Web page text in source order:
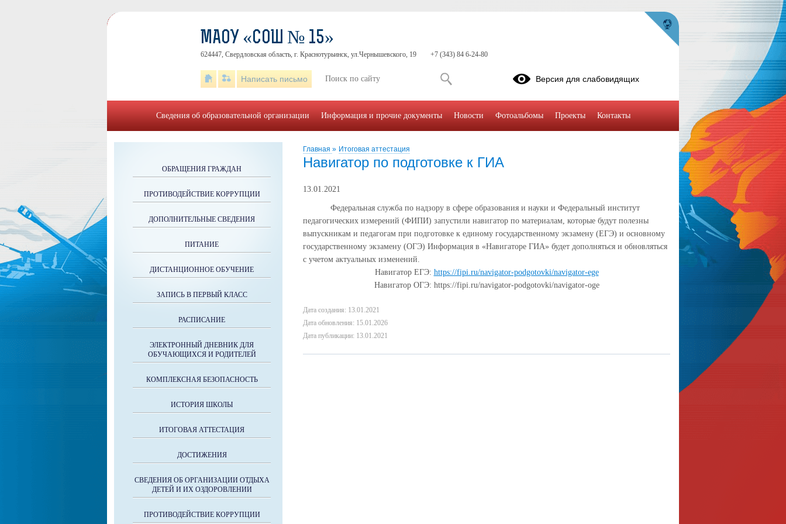
Главная » Итоговая аттестация
Навигатор по подготовке к ГИА
13.01.2021
Федеральная служба по надзору в сфере образования и науки и Федеральный институт
педагогических измерений (ФИПИ) запустили навигатор по материалам, которые будут полезны
выпускникам и педагогам при подготовке к единому государственному экзамену (ЕГЭ) и основному
государственному экзамену (ОГЭ) Информация в «Навигаторе ГИА» будет дополняться и обновляться
с учетом актуальных изменений.
Навигатор ЕГЭ: https://fipi.ru/navigator-podgotovki/navigator-ege
Навигатор ОГЭ: https://fipi.ru/navigator-podgotovki/navigator-oge
Дата создания: 13.01.2021
Дата обновления: 15.01.2026
Дата публикации: 13.01.2021
ОБРАЩЕНИЯ ГРАЖДАН
ПРОТИВОДЕЙСТВИЕ КОРРУПЦИИ
ДОПОЛНИТЕЛЬНЫЕ СВЕДЕНИЯ
ПИТАНИЕ
ДИСТАНЦИОННОЕ ОБУЧЕНИЕ
ЗАПИСЬ В ПЕРВЫЙ КЛАСС
РАСПИСАНИЕ
ЭЛЕКТРОННЫЙ ДНЕВНИК ДЛЯ
ОБУЧАЮЩИХСЯ И РОДИТЕЛЕЙ
КОМПЛЕКСНАЯ БЕЗОПАСНОСТЬ
ИСТОРИЯ ШКОЛЫ
ИТОГОВАЯ АТТЕСТАЦИЯ
ДОСТИЖЕНИЯ
СВЕДЕНИЯ ОБ ОРГАНИЗАЦИИ ОТДЫХА
ДЕТЕЙ И ИХ ОЗДОРОВЛЕНИИ
ПРОТИВОДЕЙСТВИЕ КОРРУПЦИИ
МАОУ «СОШ № 15»
624447, Свердловская область, г. Краснотурьинск, ул.Чернышевского, 19 +7 (343) 84 6-24-80
Написать письмо Версия для слабовидящих
Сведения об образовательной организации Информация и прочие документы Новости Фотоальбомы Проекты Контакты